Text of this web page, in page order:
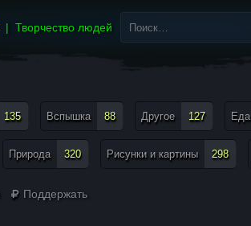
Творчество людей
Найти:
135 Вспышка 88 Другое 127 Еда
Природа 320 Рисунки и картины 298
Поддержать